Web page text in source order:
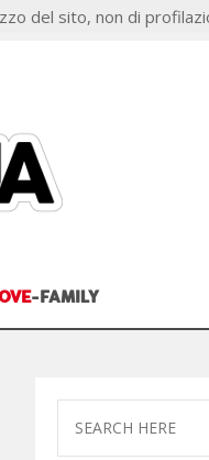
-FAMILY
del sito, non di